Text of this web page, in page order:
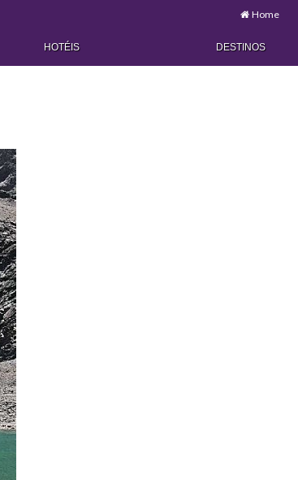
Home
HOTÉIS DESTINOS